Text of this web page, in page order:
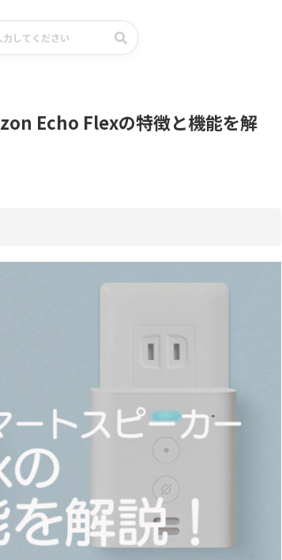
Echo Flexの特徴と機能を解